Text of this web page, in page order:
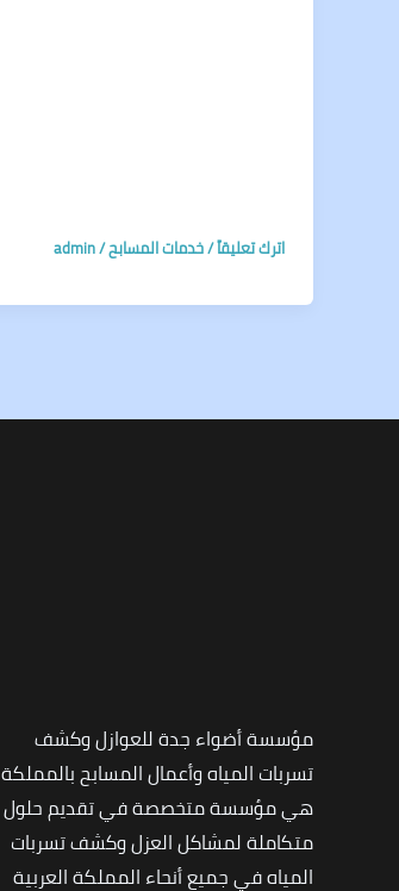
اترك تعليقاً/خدمات المسابح/
admin
مؤسسة أضواء جدة للعوازل وكشف
تسربات المياه وأعمال المسابح بالمملكة
هي مؤسسة متخصصة في تقديم حلول
متكاملة لمشاكل العزل وكشف تسربات
المياه في جميع أنحاء المملكة العربية